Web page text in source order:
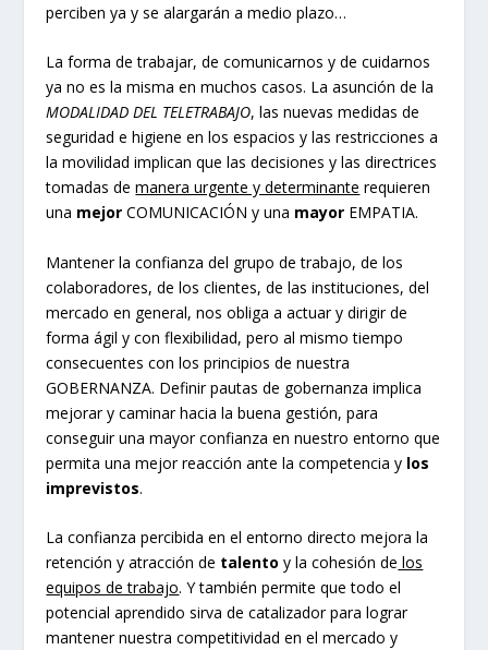
perciben ya y se alargarán a medio plazo…
La forma de trabajar, de comunicarnos y de cuidarnos
ya no es la misma en muchos casos. La asunción de la
MODALIDAD DEL TELETRABAJO, las nuevas medidas de
seguridad e higiene en los espacios y las restricciones a
la movilidad implican que las decisiones y las directrices
tomadas demanera urgente y determinante requieren
una mejor COMUNICACIÓN y una mayor EMPATIA.
Mantener la confianza del grupo de trabajo, de los
colaboradores, de los clientes, de las instituciones, del
mercado en general, nos obliga a actuar y dirigir de
forma ágil y con flexibilidad, pero al mismo tiempo
consecuentes con los principios de nuestra
GOBERNANZA. Definir pautas de gobernanza implica
mejorar y caminar hacia la buena gestión, para
conseguir una mayor confianza en nuestro entorno que
permita una mejor reacción ante la competencia y los
imprevistos.
La confianza percibida en el entorno directo mejora la
retención y atracción de talento y la cohesión de los
equipos de trabajo. Y también permite que todo el
potencial aprendido sirva de catalizador para lograr
mantener nuestra competitividad en el mercado y